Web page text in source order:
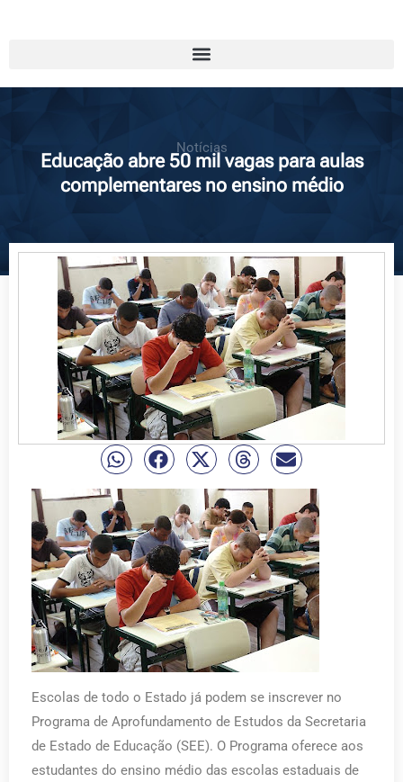
Notícias
Educação abre 50 mil vagas para aulas
complementares no ensino médio
Escolas de todo o Estado já podem se inscrever no
Programa de Aprofundamento de Estudos da Secretaria
de Estado de Educação (SEE). O Programa oferece aos
estudantes do ensino médio das escolas estaduais de